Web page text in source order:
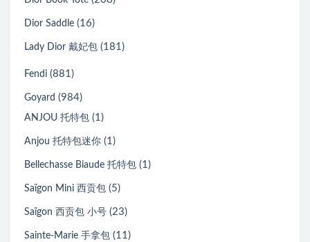
Dior Saddle (16)
Lady Dior 戴妃包 (181)
Fendi (881)
Goyard (984)
ANJOU 托特包 (1)
Anjou 托特包迷你 (1)
Bellechasse Biaude 托特包 (1)
Saïgon Mini 西贡包 (5)
Saïgon 西贡包 小号 (23)
Sainte-Marie 手拿包 (11)